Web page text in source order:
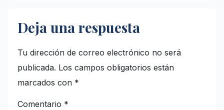
Deja una respuesta
Tu dirección de correo electrónico no será
publicada. Los campos obligatorios están
marcados con *
Comentario *